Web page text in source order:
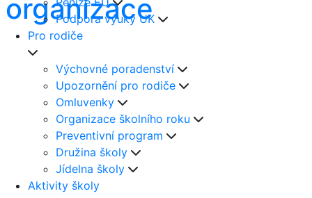
organizace
Podpora výuky UK
Pro rodiče
Výchovné poradenství
Upozornění pro rodiče
Omluvenky
Organizace školního roku
Preventivní program
Družina školy
Jídelna školy
Aktivity školy